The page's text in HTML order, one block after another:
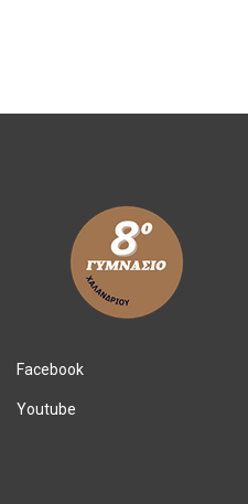
Facebook
Youtube